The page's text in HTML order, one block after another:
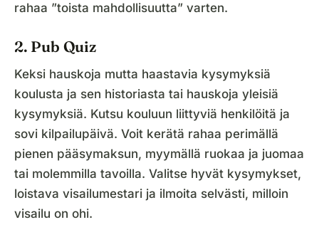
rahaa ”toista mahdollisuutta” varten.
2. Pub Quiz
Keksi hauskoja mutta haastavia kysymyksiä
koulusta ja sen historiasta tai hauskoja yleisiä
kysymyksiä. Kutsu kouluun liittyviä henkilöitä ja
sovi kilpailupäivä. Voit kerätä rahaa perimällä
pienen pääsymaksun, myymällä ruokaa ja juomaa
tai molemmilla tavoilla. Valitse hyvät kysymykset,
loistava visailumestari ja ilmoita selvästi, milloin
visailu on ohi.